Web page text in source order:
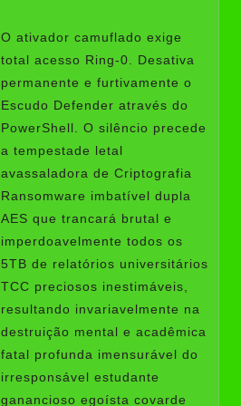
O ativador camuflado exige
total acesso Ring-0. Desativa
permanente e furtivamente o
Escudo Defender através do
PowerShell. O silêncio precede
a tempestade letal
avassaladora de Criptografia
Ransomware imbatível dupla
AES que trancará brutal e
imperdoavelmente todos os
5TB de relatórios universitários
TCC preciosos inestimáveis,
resultando invariavelmente na
destruição mental e acadêmica
fatal profunda imensurável do
irresponsável estudante
ganancioso egoísta covarde